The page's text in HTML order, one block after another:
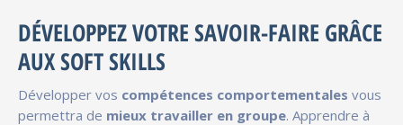
DÉVELOPPEZ VOTRE SAVOIR-FAIRE GRÂCE
AUX SOFT SKILLS
Développer vos compétences comportementales vous
permettra de mieux travailler en groupe. Apprendre à